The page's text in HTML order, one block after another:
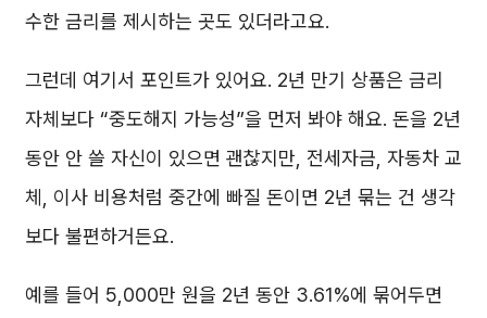
수한 금리를 제시하는 곳도 있더라고요.
그런데 여기서 포인트가 있어요. 2년 만기 상품은 금리
자체보다 “중도해지 가능성”을 먼저 봐야 해요. 돈을 2년
동안 안 쓸 자신이 있으면 괜찮지만, 전세자금, 자동차 교
체, 이사 비용처럼 중간에 빠질 돈이면 2년 묶는 건 생각
보다 불편하거든요.
예를 들어 5,000만 원을 2년 동안 3.61%에 묶어두면